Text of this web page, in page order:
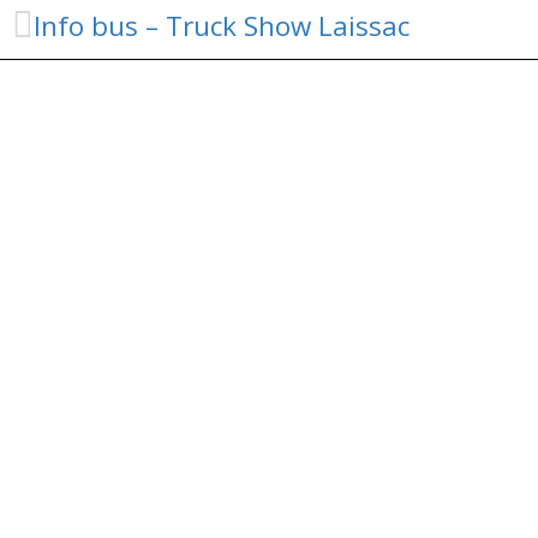
Info bus – Truck Show Laissac